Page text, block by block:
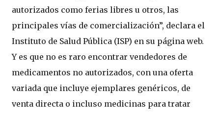
autorizados como ferias libres u otros, las
principales vías de comercialización”, declara el
Instituto de Salud Pública (ISP) en su página web.
Y es que no es raro encontrar vendedores de
medicamentos no autorizados, con una oferta
variada que incluye ejemplares genéricos, de
venta directa o incluso medicinas para tratar